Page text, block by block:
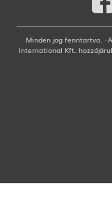
Minden jog fenntartva. ·
International Kft.